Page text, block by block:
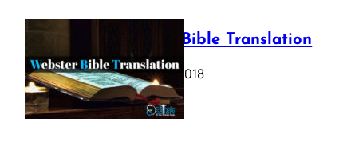
Webster Bible Translation
October 11, 2018